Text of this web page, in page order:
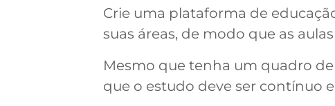
Crie uma plataforma de
suas áreas, de modo que as
Mesmo que tenha um quadro
que o estudo deve ser contínuo